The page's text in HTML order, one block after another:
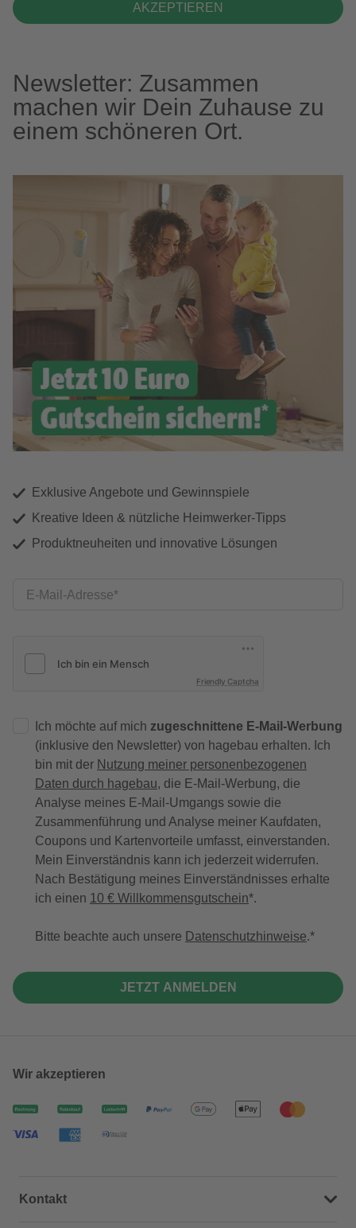
AKZEPTIEREN
Newsletter: Zusammen
machen wir Dein Zuhause zu
einem schöneren Ort.
Exklusive Angebote und Gewinnspiele
Kreative Ideen & nützliche Heimwerker-Tipps
Produktneuheiten und innovative Lösungen
E-Mail-Adresse
Friendly Captcha
Ich möchte auf mich zugeschnittene E-Mail-Werbung
(inklusive den Newsletter) von hagebau erhalten. Ich
bin mit der Nutzung meiner personenbezogenen
Daten durch hagebau, die E-Mail-Werbung, die
Analyse meines E-Mail-Umgangs sowie die
Zusammenführung und Analyse meiner Kaufdaten,
Coupons und Kartenvorteile umfasst, einverstanden.
Mein Einverständnis kann ich jederzeit widerrufen.
Nach Bestätigung meines Einverständnisses erhalte
ich einen 10 € Willkommensgutschein*.
Bitte beachte auch unsere Datenschutzhinweise.
JETZT ANMELDEN
Wir akzeptieren
Kontakt